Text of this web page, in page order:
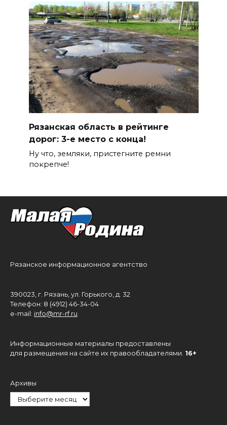
Рязанская область в рейтинге
дорог: 3-е место с конца!
Ну что, земляки, пристегните ремни
покрепче!
Рязанское информационное агентство
390023, г. Рязань, ул. Горького, д. 32
Телефон: 8 (4912) 46-34-04
e-mail: info@mr-rf.ru
Информационные материалы предоставлены
для размещения на сайте их правообладателями. 16+
Архивы